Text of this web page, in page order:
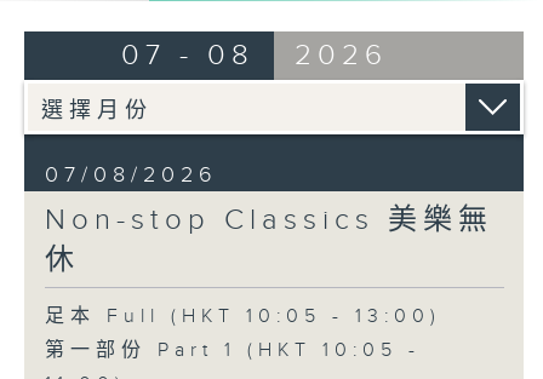
07 - 08 2026
07/08/2026
Non-stop Classics 美樂無
休
足本 Full (HKT 10:05 - 13:00)
第一部份 Part 1 (HKT 10:05 -